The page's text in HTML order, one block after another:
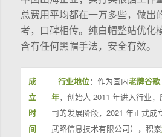
总费用平均都在一万多些，做出
考，口碑相传。纯白帽整站优化
含有任何黑帽手法，安全有效。
成
立
时
间
–行业地位：作为国内老牌谷
年，创始人 2011 年进入行业
司的发展阶段，2021 年正式成
武略信息技术有限公司），积累